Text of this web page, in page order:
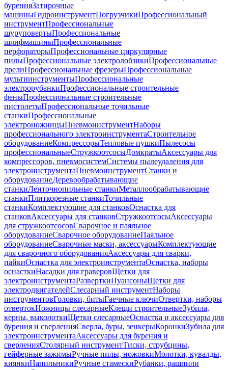
буренияЗатирочные
машиныГидроинструментПогрузчикиПрофессиональный
инструментПрофессиональные
шуруповертыПрофессиональные
шлифмашиныПрофессиональные
перфораторыПрофессиональные циркулярные
пилыПрофессиональные электролобзикиПрофессиональные
дрелиПрофессиональные фрезерыПрофессиональные
мультиинструментыПрофессиональные
электрорубанкиПрофессиональные строительные
феныПрофессиональные строительные
пистолетыПрофессиональные точильные
станкиПрофессиональные
электроножницыПневмоинструментНаборы
профессионального электроинструментаСтроительное
оборудованиеКомпрессорыТепловые пушкиПылесосы
профессиональныеСтружкоотсосыДомкратыАксессуары для
компрессоров, пневмосистемСистемы пылеудаления для
электроинструментаПневмоинструментСтанки и
оборудованиеДеревообрабатывающие
станкиЛенточнопильные станкиМеталлообрабатывающие
станкиПлиткорезные станкиТочильные
станкиКомплектующие для станковОснастка для
станковАксессуары для станковСтружкоотсосыАксессуары
для стружкоотсосовСварочное и паяльное
оборудованиеСварочное оборудованиеПаяльное
оборудованиеСварочные маски, аксессуарыКомплектующие
для сварочного оборудованияАксессуары для сварки,
пайкиОснастка для электроинструментаОснастка, наборы
оснасткиНасадки для граверовЩетки для
электроинструментаРазверткиПуансоныЩетки для
электродвигателейСлесарный инструментНаборы
инструментовГоловки, битыГаечные ключиОтвертки, наборы
отвертокНожницы слесарныеКлещи строительныеЗубила,
керны, выколоткиЩетки слесарныеОснастка и аксессуары для
бурения и сверленияСверла, буры, зенкерыКоронкиЗубила для
электроинструментаАксессуары для бурения и
сверленияСтолярный инструментТиски, струбцины,
гейферные зажимыРучные пилы, ножовкиМолотки, кувалды,
киянкиНапильникиРучные стамескиРубанки, рашпили